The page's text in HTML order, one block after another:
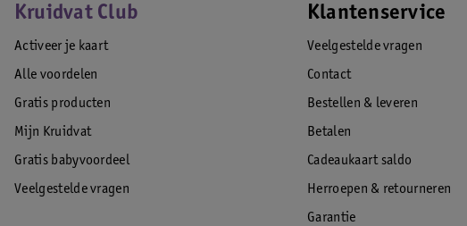
Kruidvat Club
Activeer je kaart
Alle voordelen
Gratis producten
Mijn Kruidvat
Gratis babyvoordeel
Veelgestelde vragen
Klantenservice
Veelgestelde vragen
Contact
Bestellen & leveren
Betalen
Cadeaukaart saldo
Herroepen & retourneren
Garantie